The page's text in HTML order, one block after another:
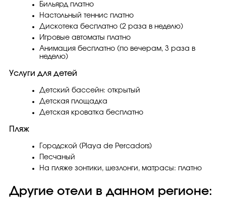
Бильярд платно
Настольный теннис платно
Дискотека бесплатно (2 раза в неделю)
Игровые автоматы платно
Анимация бесплатно (по вечерам, 3 раза в
неделю)
Услуги для детей
Детский бассейн: открытый
Детская площадка
Детская кроватка бесплатно
Пляж
Городской (Playa de Percadors)
Песчаный
На пляже зонтики, шезлонги, матрасы: платно
Другие отели в данном регионе: